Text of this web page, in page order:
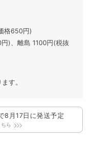
格650円)
)、離島 1100円(税抜
す。
8月17日 に発送予定
ら